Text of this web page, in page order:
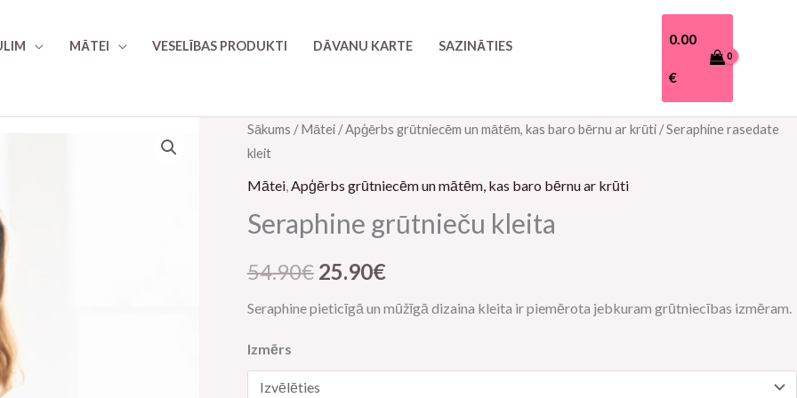
MĀTEI VESELĪBAS PRODUKTI DĀVANU KARTE
SAZINĀTIES
0.00
€
Sākums /Mātei/Apģērbs grūtniecēm un mātēm, kas baro bērnu ar krūti/ Seraphine rasedate
kleit
Mātei, Apģērbs grūtniecēm un mātēm, kas baro bērnu ar krūti
Seraphine grūtnieču kleita
54.90€
Algne
oli:
25.90€
Pašreizējā
ir:
Seraphine pieticīgā un mūžīgā dizaina kleita ir piemērota jebkuram grūtniecības izmēram.
Izmērs
Seraphine
rasedate
kleit